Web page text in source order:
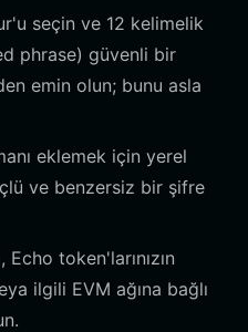
seçin ve 12 kelimelik
phrase) güvenli bir
emin olun; bunu asla
eklemek için yerel
ve benzersiz bir şifre
Echo token'larınızın
ilgili EVM ağına bağlı